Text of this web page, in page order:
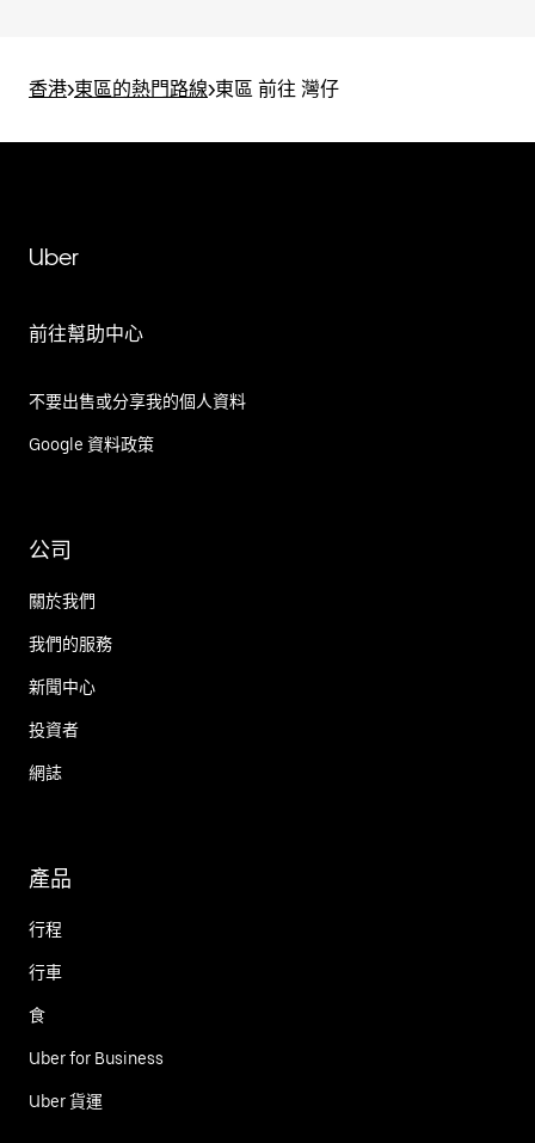
香港>東區的熱門路線>東區 前往 灣仔
Uber
前往幫助中心
不要出售或分享我的個人資料
Google 資料政策
公司
關於我們
我們的服務
新聞中心
投資者
網誌
產品
行程
行車
食
Uber for Business
Uber 貨運